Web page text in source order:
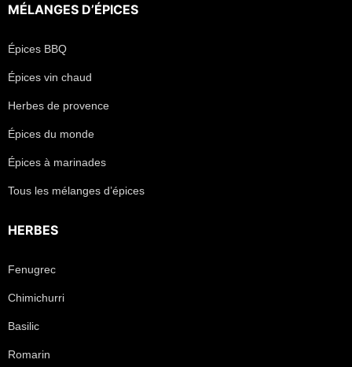
MÉLANGES D’ÉPICES
Épices BBQ
Épices vin chaud
Herbes de provence
Épices du monde
Épices à marinades
Tous les mélanges d’épices
HERBES
Fenugrec
Chimichurri
Basilic
Romarin